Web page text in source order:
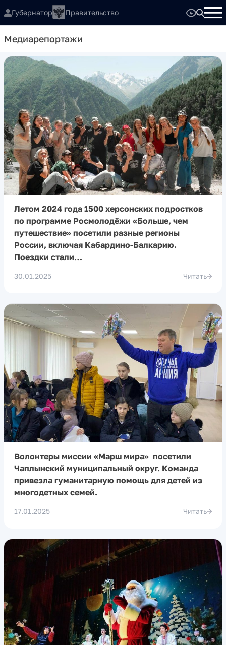
Губернатор Правительство
Медиарепортажи
Летом 2024 года 1500 херсонских подростков
по программе Росмолодёжи «Больше, чем
путешествие» посетили разные регионы
России, включая Кабардино-Балкарию.
Поездки стали…
30.01.2025 Читать
Волонтеры миссии «Марш мира» посетили
Чаплынский муниципальный округ. Команда
привезла гуманитарную помощь для детей из
многодетных семей.
17.01.2025 Читать